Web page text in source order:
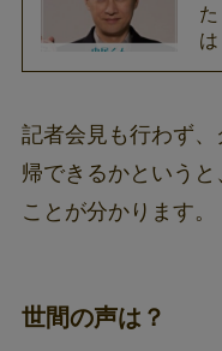
は
記者会見も行わず
帰できるかというと
ことが分かります。
世間の声は？